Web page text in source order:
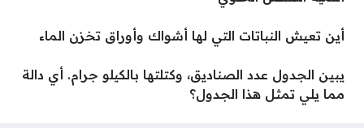
أين تعيش النباتات التي لها أشواك وأوراق تخزن الماء
يبين الجدول عدد الصناديق، وكتلتها بالكيلو جرام. أي دالة
مما يلي تمثل هذا الجدول؟